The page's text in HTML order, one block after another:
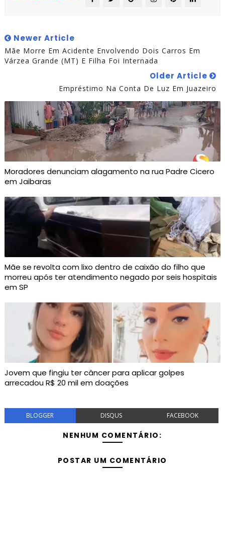
Newer Article
Mãe Morre Em Acidente Envolvendo Dois Carros Em
Várzea Grande (MT) E Filha Foi Internada
Older Article
Empréstimo Na Conta De Luz Em Juazeiro
Moradores denunciam alagamento na rua Padre Cicero
em Jaibaras
Mãe se revolta com lixo dentro de caixão do filho que
morreu após ter atendimento negado por seis hospitais
em SP
Jovem que fingiu ter câncer para aplicar golpes
arrecadou R$ 20 mil em doações
BLOGGER DISQUS FACEBOOK
NENHUM COMENTÁRIO:
POSTAR UM COMENTÁRIO